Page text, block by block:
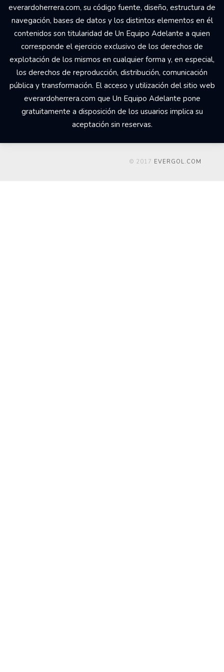
everardoherrera.com, su código fuente, diseño, estructura de
navegación, bases de datos y los distintos elementos en él
contenidos son titularidad de Un Equipo Adelante a quien
corresponde el ejercicio exclusivo de los derechos de
explotación de los mismos en cualquier forma y, en especial,
los derechos de reproducción, distribución, comunicación
pública y transformación. El acceso y utilización del sitio web
everardoherrera.com que Un Equipo Adelante pone
gratuitamente a disposición de los usuarios implica su
aceptación sin reservas.
© 2017 EVERGOL.COM